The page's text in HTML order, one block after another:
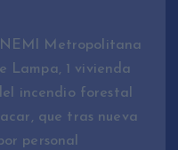
Metropolitana
Lampa, 1 vivienda
incendio forestal
que tras nueva
personal